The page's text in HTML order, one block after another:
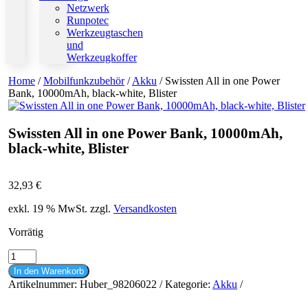
Netzwerk
Runpotec
Werkzeugtaschen
und
Werkzeugkoffer
Home /Mobilfunkzubehör/Akku / Swissten All in one Power
Bank, 10000mAh, black-white, Blister
Swissten All in one Power Bank, 10000mAh,
black-white, Blister
32,93 €
exkl. 19 % MwSt. zzgl. Versandkosten
Vorrätig
Swissten
All
in
one
In den Warenkorb
Artikelnummer: Huber_98206022 Kategorie: Akku